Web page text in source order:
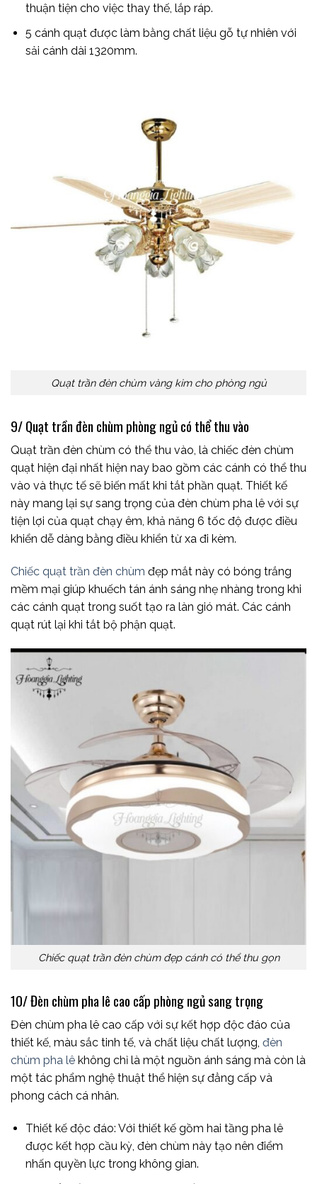
thuận tiện cho việc thay thế, lắp ráp.
5 cánh quạt được làm bằng chất liệu gỗ tự nhiên với
sải cánh dài 1320mm.
Quạt trần đèn chùm vàng kim cho phòng ngủ
9/ Quạt trần đèn chùm phòng ngủ có thể thu vào
Quạt trần đèn chùm có thể thu vào, là chiếc đèn chùm
quạt hiện đại nhất hiện nay bao gồm các cánh có thể thu
vào và thực tế sẽ biến mất khi tắt phần quạt. Thiết kế
này mang lại sự sang trọng của đèn chùm pha lê với sự
tiện lợi của quạt chạy êm, khả năng 6 tốc độ được điều
khiển dễ dàng bằng điều khiển từ xa đi kèm.
Chiếc quạt trần đèn chùm đẹp mắt này có bóng trắng
mềm mại giúp khuếch tán ánh sáng nhẹ nhàng trong khi
các cánh quạt trong suốt tạo ra làn gió mát. Các cánh
quạt rút lại khi tắt bộ phận quạt.
Chiếc quạt trần đèn chùm đẹp cánh có thể thu gọn
10/ Đèn chùm pha lê cao cấp phòng ngủ sang trọng
Đèn chùm pha lê cao cấp với sự kết hợp độc đáo của
thiết kế, màu sắc tinh tế, và chất liệu chất lượng, đèn
chùm pha lê không chỉ là một nguồn ánh sáng mà còn là
một tác phẩm nghệ thuật thể hiện sự đẳng cấp và
phong cách cá nhân.
Thiết kế độc đáo: Với thiết kế gồm hai tầng pha lê
được kết hợp cầu kỳ, đèn chùm này tạo nên điểm
nhấn quyền lực trong không gian.